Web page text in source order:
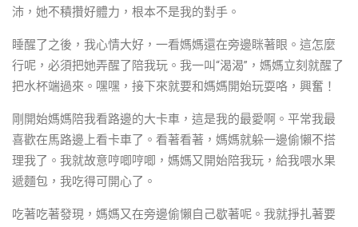
沛，她不積攢好體力，根本不是我的對手。
睡醒了之後，我心情大好，一看媽媽還在旁邊眯著眼。這怎麼
行呢，必須把她弄醒了陪我玩。我一叫“渴渴”，媽媽立刻就醒了
把水杯端過來。嘿嘿，接下來就要和媽媽開始玩耍咯，興奮！
剛開始媽媽陪我看路邊的大卡車，這是我的最愛啊。平常我最
喜歡在馬路邊上看卡車了。看著看著，媽媽就躲一邊偷懶不搭
理我了。我就故意哼唧哼唧，媽媽又開始陪我玩，給我喂水果
遞麵包，我吃得可開心了。
吃著吃著發現，媽媽又在旁邊偷懶自己歇著呢。我就掙扎著要